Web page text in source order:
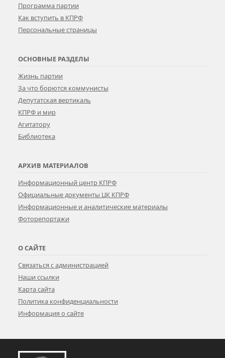
Программа партии
Как вступить в КПРФ
Персональные страницы
ОСНОВНЫЕ РАЗДЕЛЫ
Жизнь партии
За что борются коммунисты
Депутатская вертикаль
КПРФ и мир
Агитатору
Библиотека
АРХИВ МАТЕРИАЛОВ
Информационный центр КПРФ
Официальные документы ЦК КПРФ
Информационные и аналитические материалы
Фоторепортажи
О САЙТЕ
Связаться с администрацией
Наши ссылки
Карта сайта
Политика конфиденциальности
Информация о сайте